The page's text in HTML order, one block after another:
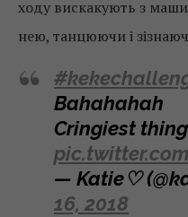
ходу вискакують з
нею, танцюючи і
Bahahahah
Cringiest thing
— Katie♡
16, 2018